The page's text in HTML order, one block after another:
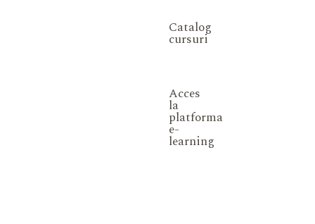
Catalog
cursuri
Acces
la
platforma
e-
learning